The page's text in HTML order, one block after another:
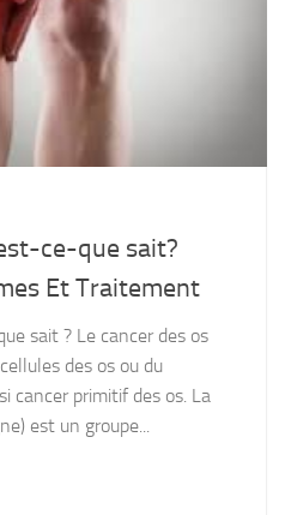
ce-que sait?
Et Traitement
sait ? Le cancer des os
des os ou du
cancer primitif des os. La
est un groupe...